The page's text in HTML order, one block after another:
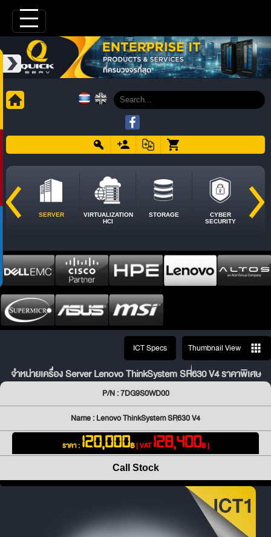
SERVER
VIRTUALIZATION
HCI
STORAGE
CYBER
SECURITY
ICT Specs Thumbnail View
จำหน่ายเครื่อง Server Lenovo ThinkSystem SR630 V4 ราคาพิเศษ
P/N : 7DG9S0WD00
Name : Lenovo ThinkSystem SR630 V4
ราคา : 120,000฿[ VAT128,400฿ ]
Call Stock